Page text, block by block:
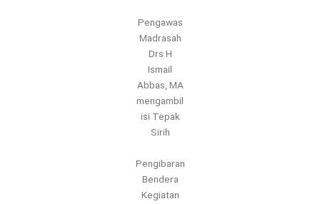
Pengawas
Madrasah
Drs H
Ismail
Abbas, MA
mengambil
isi Tepak
Sirih
Pengibaran
Bendera
Kegiatan